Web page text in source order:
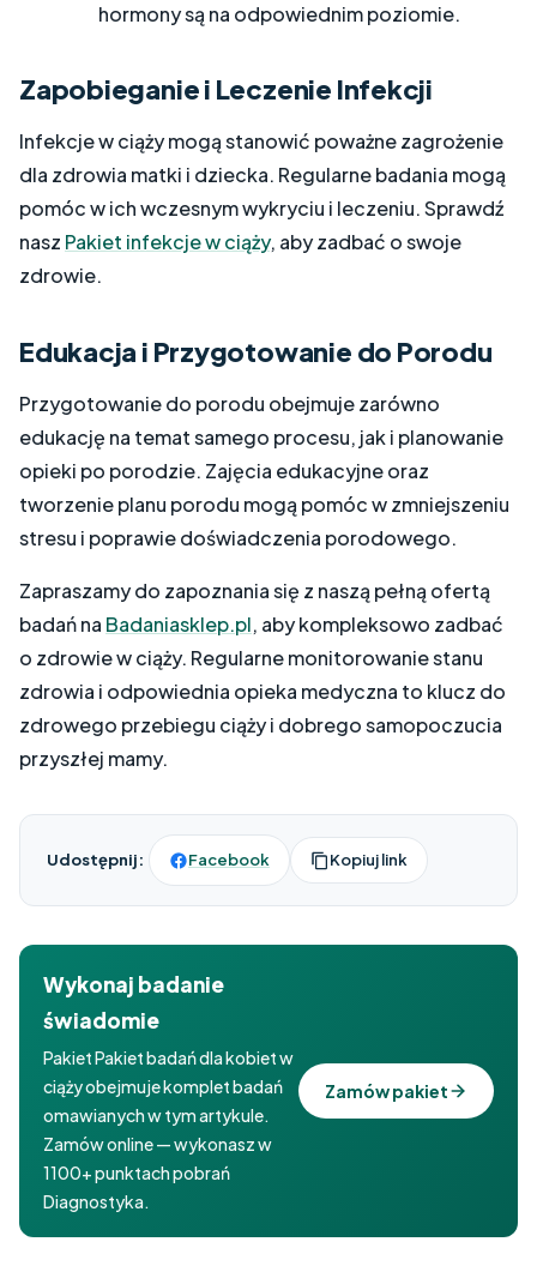
hormony są na odpowiednim poziomie.
Zapobieganie i Leczenie Infekcji
Infekcje w ciąży mogą stanowić poważne zagrożenie
dla zdrowia matki i dziecka. Regularne badania mogą
pomóc w ich wczesnym wykryciu i leczeniu. Sprawdź
nasz Pakiet infekcjew ciąży, aby zadbać o swoje
zdrowie.
Edukacja i Przygotowanie do Porodu
Przygotowanie do porodu obejmuje zarówno
edukację na temat samego procesu, jak i planowanie
opieki po porodzie. Zajęcia edukacyjne oraz
tworzenie planu porodu mogą pomóc w zmniejszeniu
stresu i poprawie doświadczenia porodowego.
Zapraszamy do zapoznania się z naszą pełną ofertą
badań na Badaniasklep.pl, aby kompleksowo zadbać
o zdrowie w ciąży. Regularne monitorowanie stanu
zdrowia i odpowiednia opieka medyczna to klucz do
zdrowego przebiegu ciąży i dobrego samopoczucia
przyszłej mamy.
Udostępnij: Facebook Kopiuj link
Wykonaj badanie
świadomie
Pakiet Pakiet badań dla kobiet w
ciąży obejmuje komplet badań
omawianych w tym artykule.
Zamów online — wykonasz w
1100+ punktach pobrań
Diagnostyka.
Zamów pakiet